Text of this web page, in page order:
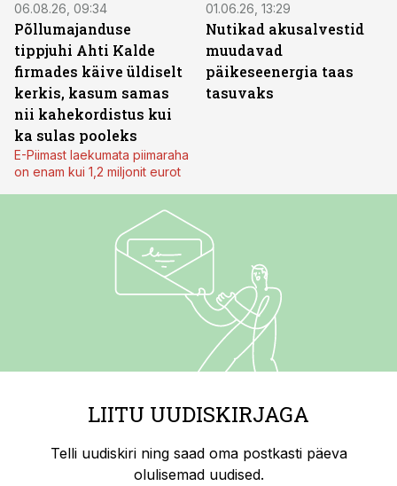
06.08.26, 09:34
Põllumajanduse
tippjuhi Ahti Kalde
firmades käive üldiselt
kerkis, kasum samas
nii kahekordistus kui
ka sulas pooleks
E-Piimast laekumata piimaraha
on enam kui 1,2 miljonit eurot
01.06.26, 13:29
Nutikad akusalvestid
muudavad
päikeseenergia taas
tasuvaks
LIITU UUDISKIRJAGA
Telli uudiskiri ning saad oma postkasti päeva
olulisemad uudised.